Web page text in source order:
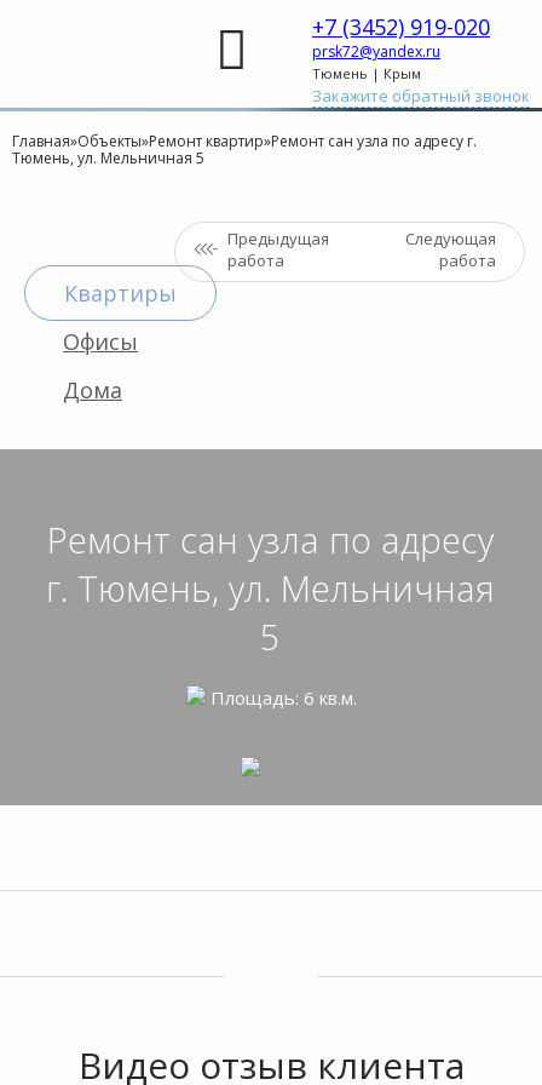
+7 (3452) 919-020
prsk72@yandex.ru
Тюмень | Крым
Закажите обратный звонок
Главная»Объекты»Ремонт квартир»Ремонт сан узла по адресу г.
Тюмень, ул. Мельничная 5
Предыдущая
работа
Следующая
работа
Квартиры
Офисы
Дома
Ремонт сан узла по адресу
г. Тюмень, ул. Мельничная
5
Площадь: 6 кв.м.
Видео отзыв клиента